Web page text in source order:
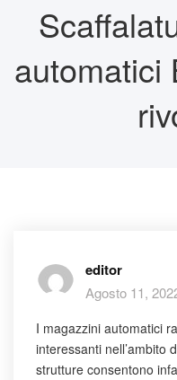
automatici
editor
Agosto 11,
I magazzini automatici
interessanti nell’ambito
strutture consentono